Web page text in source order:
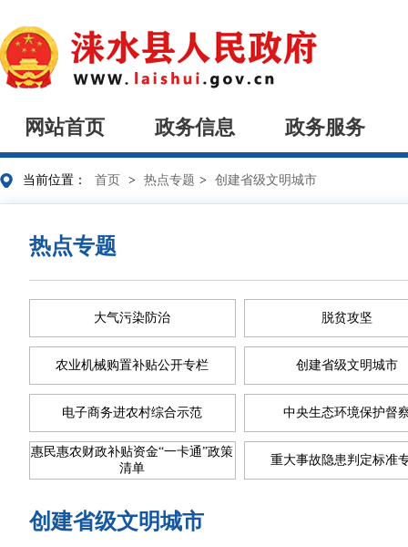
网站首页 政务信息 政务服务
当前位置： 首页 > 热点专题 > 创建省级文明城市
热点专题
大气污染防治 脱贫攻坚
农业机械购置补贴公开专栏 创建省级文明城市
电子商务进农村综合示范 中央生态环境保护督
惠民惠农财政补贴资金“一卡通”政策
清单
重大事故隐患判定标准
创建省级文明城市